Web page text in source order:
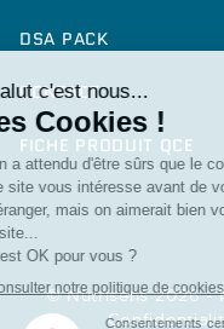
DSA PACK
CONTACT
FICHE PRODUIT QCE
© Nutrisens 2026 -